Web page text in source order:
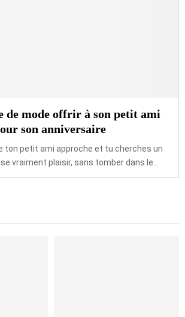
de mode offrir à son petit ami
son anniversaire
ton petit ami approche et tu cherches un
vraiment plaisir, sans tomber dans le...